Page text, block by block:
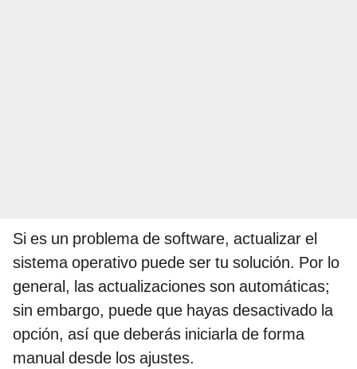
Si es un problema de software, actualizar el
sistema operativo puede ser tu solución. Por lo
general, las actualizaciones son automáticas;
sin embargo, puede que hayas desactivado la
opción, así que deberás iniciarla de forma
manual desde los ajustes.